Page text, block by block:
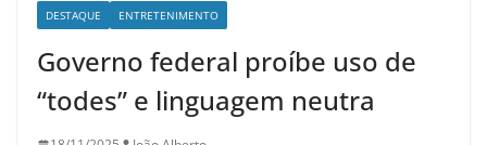
DESTAQUE ENTRETENIMENTO
Governo federal proíbe uso de
“todes” e linguagem neutra